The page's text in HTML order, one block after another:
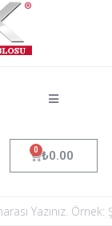
₺0.00